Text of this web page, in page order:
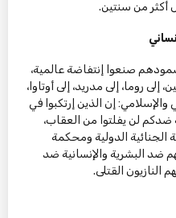
أكثر من سنتين.
صنعوا إنتفاضة عالمية،
روما، إلى مدريد، إلى أوتاوا،
والإسلامي: إن الذين إرتكبوا في
ضدكم لن يفلتوا من العقاب،
الدولية ومحكمة
ضد البشرية والإنسانية ضد
القتلى.